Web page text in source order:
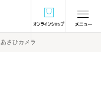
オンラインショ
あさひカメラ